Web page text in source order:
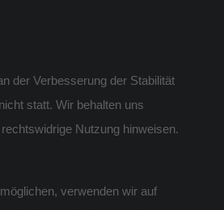
der Verbesserung der Stabilität
statt. Wir behalten uns
Nutzung hinweisen.
verwenden wir auf